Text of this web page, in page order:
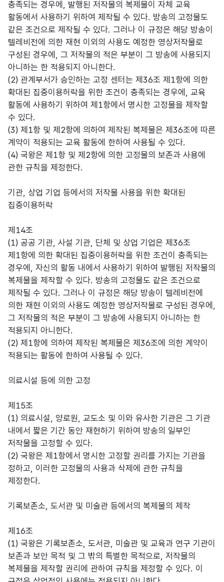
충족되는 경우에, 발행된 저작물의 복제물이 자체 교육
활동에서 사용하기 위하여 제작될 수 있다. 방송의 고정물도
같은 조건으로 제작될 수 있다. 그러나 이 규정은 해당 방송이
텔레비전에 의한 재현 이외의 사용도 예정한 영상저작물로
구성된 경우에, 그 저작물의 적은 부분이 그 방송에 사용되지
아니하는 한 적용되지 아니한다.
(2) 관계부서가 승인하는 고정 센터는 제36조 제1항에 의한
확대된 집중이용허락을 위한 조건이 충족되는 경우에, 교육
활동에 사용하기 위하여 제1항에서 명시한 고정물을 제작할
수 있다.
(3) 제1항 및 제2항에 의하여 제작된 복제물은 제36조에 따른
계약이 적용되는 교육 활동에 한하여 사용될 수 있다.
(4) 국왕은 제1항 및 제2항에 의한 고정물의 보존과 사용에
관한 규칙을 제정한다.
기관, 상업 기업 등에서의 저작물 사용을 위한 확대된
집중이용허락
제14조
(1) 공공 기관, 사설 기관, 단체 및 상업 기업은 제36조
제1항에 의한 확대된 집중이용허락을 위한 조건이 충족되는
경우에, 자신의 활동 내에서 사용하기 위하여 발행된 저작물의
복제물을 제작할 수 있다. 방송의 고정물도 같은 조건으로
제작될 수 있다. 그러나 이 규정은 해당 방송이 텔레비전에
의한 재현 이외의 사용도 예정한 영상저작물로 구성된 경우에,
그 저작물의 적은 부분이 그 방송에 사용되지 아니하는 한
적용되지 아니한다.
(2) 제1항에 의하여 제작된 복제물은 제36조에 의한 계약이
적용되는 활동에 한하여 사용될 수 있다.
의료시설 등에 의한 고정
제15조
(1) 의료시설, 양로원, 교도소 및 이와 유사한 기관은 그 기관
내에서 짧은 기간 동안 재현하기 위하여 방송의 일부인
저작물을 고정할 수 있다.
(2) 국왕은 제1항에서 명시한 고정할 권리를 가지는 기관을
정하고, 이러한 고정물의 사용과 삭제에 관한 규칙을
제정한다.
기록보존소, 도서관 및 미술관 등에서의 복제물의 제작
제16조
(1) 국왕은 기록보존소, 도서관, 미술관 및 교육과 연구 기관이
보존과 보안 목적 및 그 밖의 특별한 목적으로, 저작물의
복제물을 제작할 권리에 관하여 규칙을 제정할 수 있다. 이